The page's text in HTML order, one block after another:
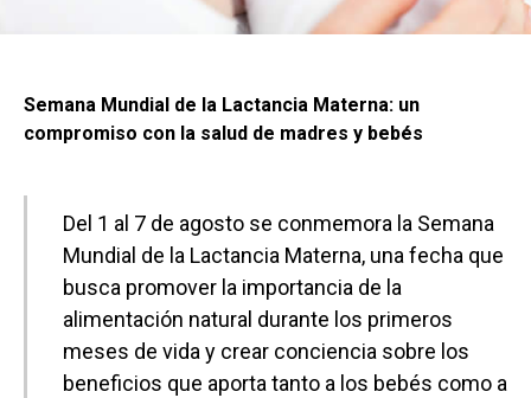
Semana Mundial de la Lactancia Materna: un
compromiso con la salud de madres y bebés
Del 1 al 7 de agosto se conmemora la Semana
Mundial de la Lactancia Materna, una fecha que
busca promover la importancia de la
alimentación natural durante los primeros
meses de vida y crear conciencia sobre los
beneficios que aporta tanto a los bebés como a